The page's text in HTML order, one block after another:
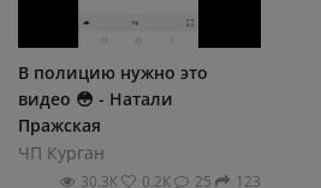
В полицию нужно это
видео 😳 - Натали
Пражская
ЧП Курган
30.3К 0.2К 25 123